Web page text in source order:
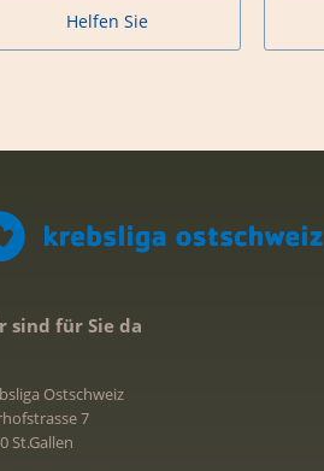
Helfen Sie
sind für Sie da
Ostschweiz
7
St.Gallen